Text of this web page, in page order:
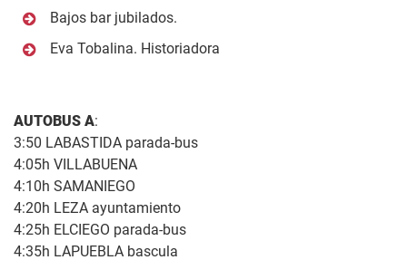
Bajos bar jubilados.
Eva Tobalina. Historiadora
AUTOBUS A:
3:50 LABASTIDA parada-bus
4:05h VILLABUENA
4:10h SAMANIEGO
4:20h LEZA ayuntamiento
4:25h ELCIEGO parada-bus
4:35h LAPUEBLA bascula